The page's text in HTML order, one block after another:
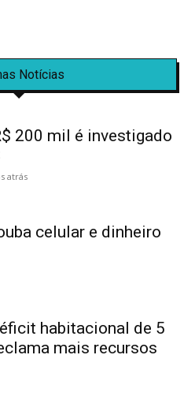
Notícias
200 mil é investigado
atrás
celular e dinheiro
habitacional de 5
mais recursos